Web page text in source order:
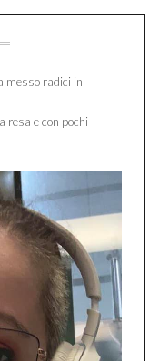
messo radici in
resa e con pochi